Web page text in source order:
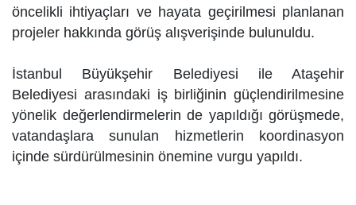
öncelikli ihtiyaçları ve hayata geçirilmesi planlanan
projeler hakkında görüş alışverişinde bulunuldu.
İstanbul Büyükşehir Belediyesi ile Ataşehir
Belediyesi arasındaki iş birliğinin güçlendirilmesine
yönelik değerlendirmelerin de yapıldığı görüşmede,
vatandaşlara sunulan hizmetlerin koordinasyon
içinde sürdürülmesinin önemine vurgu yapıldı.